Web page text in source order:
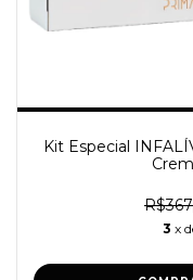
Kit Especial
3 x